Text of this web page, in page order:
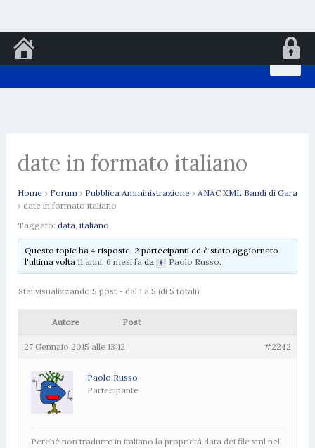
al
date in formato italiano
Home › Forum › Pubblica Amministrazione › ANAC XML Bandi di Gara
› date in formato italiano
Taggato: data, italiano
Questo topic ha 4 risposte, 2 partecipanti ed è stato aggiornato
l'ultima volta 11 anni, 6 mesi fada Paolo Russo.
Stai visualizzando 5 post - dal 1 a 5 (di 5 totali)
Autore Post
27 Gennaio 2015 alle 13:12 #2242
Paolo Russo
Partecipante
Perchè non tradurre in italiano la proprietà data dei file xml nel